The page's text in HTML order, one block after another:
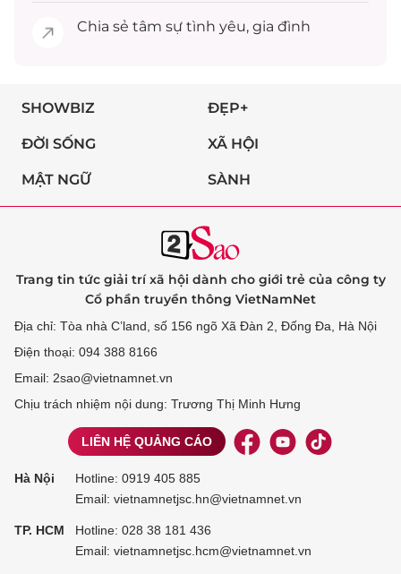
Chia sẻ tâm sự tình yêu, gia đình
SHOWBIZ ĐẸP+
ĐỜI SỐNG XÃ HỘI
MẬT NGỮ SÀNH
Trang tin tức giải trí xã hội dành cho giới trẻ của công ty
Cổ phần truyền thông VietNamNet
Địa chỉ: Tòa nhà C’land, số 156 ngõ Xã Đàn 2, Đống Đa, Hà Nội
Điện thoại: 094 388 8166
Email: 2sao@vietnamnet.vn
Chịu trách nhiệm nội dung: Trương Thị Minh Hưng
LIÊN HỆ QUẢNG CÁO
Hà Nội Hotline: 0919 405 885
Email: vietnamnetjsc.hn@vietnamnet.vn
TP. HCM Hotline: 028 38 181 436
Email: vietnamnetjsc.hcm@vietnamnet.vn